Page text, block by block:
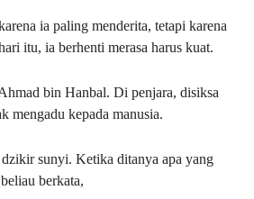
ia paling menderita, tetapi karena
itu, ia berhenti merasa harus kuat.
bin Hanbal. Di penjara, disiksa
mengadu kepada manusia.
sunyi. Ketika ditanya apa yang
berkata,